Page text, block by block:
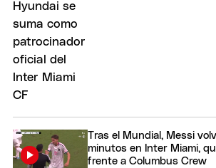
Tras el Mundial, Messi
minutos en Inter Miami,
frente a Columbus Crew